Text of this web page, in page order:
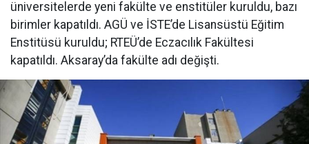
üniversitelerde yeni fakülte ve enstitüler kuruldu, bazı
birimler kapatıldı. AGÜ ve İSTE’de Lisansüstü Eğitim
Enstitüsü kuruldu; RTEÜ’de Eczacılık Fakültesi
kapatıldı. Aksaray’da fakülte adı değişti.